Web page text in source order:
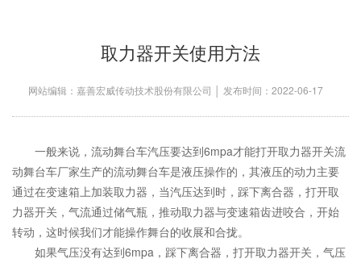
取力器开关使用方法
网站编辑：嘉善宏威传动技术股份有限公司 │ 发布时间：2022-06-17
一般来说，流动舞台车汽压要达到6mpa才能打开取力器开关流
动舞台车厂家生产的流动舞台车是液压操作的，其液压的动力主要
通过在变速箱上加装取力器，当汽压达到时，踩下离合器，打开取
力器开关，气流通过储气瓶，推动取力器与变速箱齿进咬合，开始
转动，这时候我们才能操作舞台的收展和合拢。
如果气压没有达到6mpa，踩下离合器，打开取力器开关，气压